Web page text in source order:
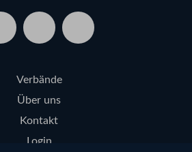
Verbände
Über uns
Kontakt
Login